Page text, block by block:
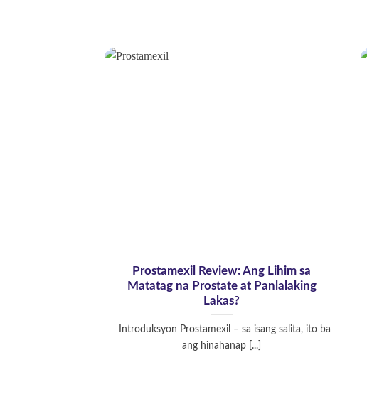
Prostamexil Review: Ang Lihim sa
Matatag na Prostate at Panlalaking
Lakas?
Introduksyon Prostamexil – sa isang salita, ito ba
ang hinahanap [...]